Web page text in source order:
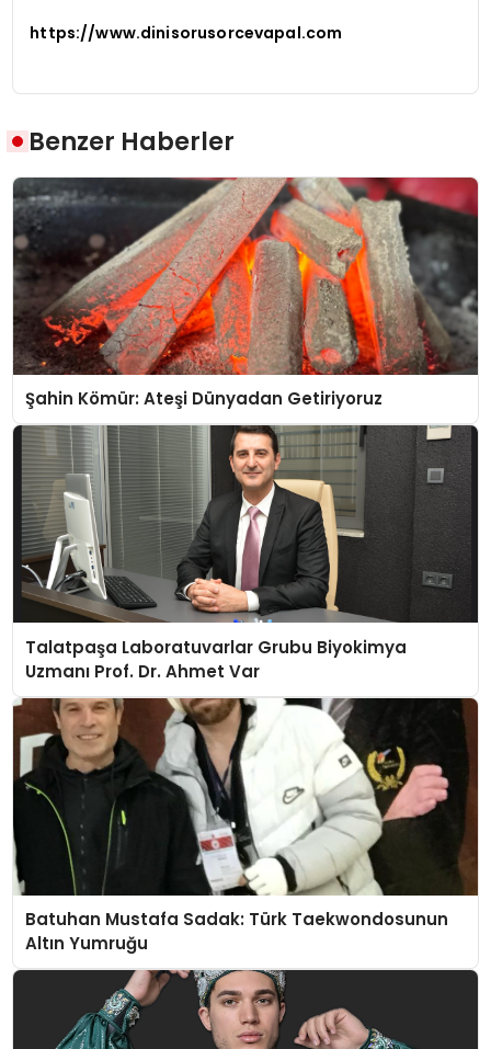
https://www.dinisorusorcevapal.com
Benzer Haberler
Şahin Kömür: Ateşi Dünyadan Getiriyoruz
Talatpaşa Laboratuvarlar Grubu Biyokimya
Uzmanı Prof. Dr. Ahmet Var
Batuhan Mustafa Sadak: Türk Taekwondosunun
Altın Yumruğu